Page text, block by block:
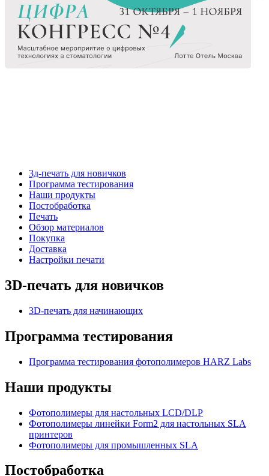
3д-печать для новичков
Программа тестирования
Наши продукты
Постобработка
Печать
Обзор материалов
Покупка
Доставка
Настройки печати
3D-печать для новичков
3D-печать для начинающих
Программа тестирования
Программа тестирования фотополимеров HARZ Labs
Наши продукты
Фотополимеры для настольных LCD/DLP
Фотополимеры линейки Form2 для настольных SLA
принтеров
Фотополимеры для промышленных SLA
Постобработка